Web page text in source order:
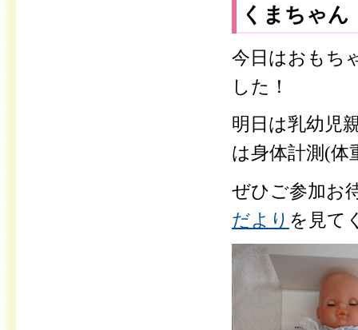
くまちゃ
今日はおもち
した！
明日は乳幼児
は身体計測(体
ぜひご参加お
だより を見て